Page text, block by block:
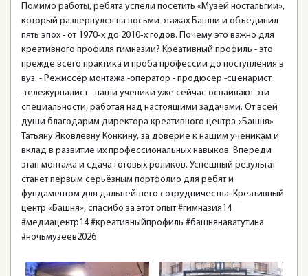
Помимо работы, ребята успели посетить «Музей ностальгии»,
который развернулся на восьми этажах Башни и объединил
пять эпох - от 1970‑х до 2010‑х годов. Почему это важно для
креативного профиля гимназии? Креативный профиль - это
прежде всего практика и проба профессии до поступления в
вуз. - Режиссёр монтажа -оператор - продюсер -сценарист
-тележурналист - наши ученики уже сейчас осваивают эти
специальности, работая над настоящими задачами. От всей
души благодарим директора креативного центра «Башня»
Татьяну Яковлевну Конкину, за доверие к нашим ученикам и
вклад в развитие их профессиональных навыков. Впереди
этап монтажа и сдача готовых роликов. Успешный результат
станет первым серьёзным портфолио для ребят и
фундаментом для дальнейшего сотрудничества. Креативный
центр «Башня», спасибо за этот опыт #гимназия14
#медиацентр14 #креативныйпрофиль #башнянаватутина
#ночьмузеев2026